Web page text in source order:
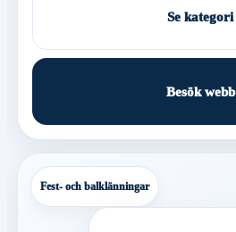
Se kategori
Besök webb
Fest- och balklänningar